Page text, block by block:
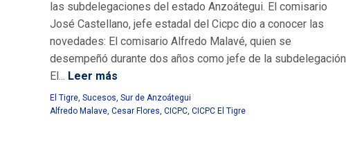
las subdelegaciones del estado Anzoátegui. El comisario
José Castellano, jefe estadal del Cicpc dio a conocer las
novedades: El comisario Alfredo Malavé, quien se
desempeñó durante dos años como jefe de la subdelegación
El... Leer más
El Tigre Sucesos Sur de Anzoátegui
Alfredo Malave Cesar Flores CICPC CICPC El Tigre